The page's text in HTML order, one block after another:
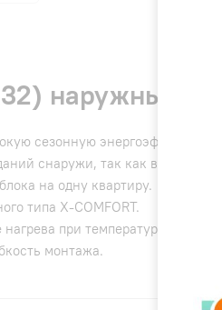
наружный
сезонную
снаружи, так как вместо
на одну квартиру.
типа X-COMFORT.
при температуре
монтажа.